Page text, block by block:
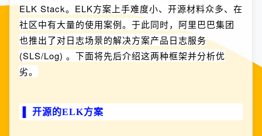
ELK Stack。ELK方案上手难度小、开源材料众多、在
社区中有大量的使用案例。于此同时，阿里巴巴集团
也推出了对日志场景的解决方案产品日志服务
(SLS/Log) 。下面将先后介绍这两种框架并分析优
劣。
开源的ELK方案